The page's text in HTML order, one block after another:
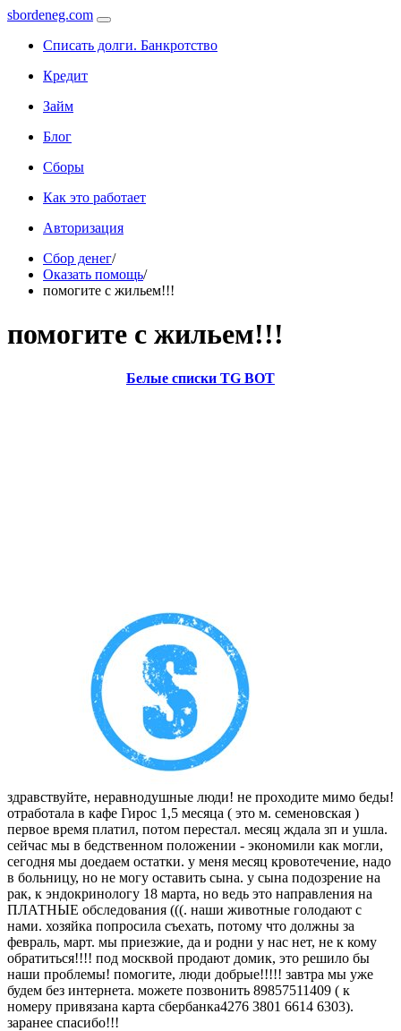
sbordeneg.com
Списать долги. Банкротство
Кредит
Займ
Блог
Сборы
Как это работает
Авторизация
Сбор денег/
Оказать помощь/
помогите с жильем!!!
помогите с жильем!!!
Белые списки TG BOT
здравствуйте, неравнодушные люди! не проходите мимо беды!
отработала в кафе Гирос 1,5 месяца ( это м. семеновская )
первое время платил, потом перестал. месяц ждала зп и ушла.
сейчас мы в бедственном положении - экономили как могли,
сегодня мы доедаем остатки. у меня месяц кровотечение, надо
в больницу, но не могу оставить сына. у сына подозрение на
рак, к эндокринологу 18 марта, но ведь это направления на
ПЛАТНЫЕ обследования (((. наши животные голодают с
нами. хозяйка попросила съехать, потому что должны за
февраль, март. мы приезжие, да и родни у нас нет, не к кому
обратиться!!!! под москвой продают домик, это решило бы
наши проблемы! помогите, люди добрые!!!!! завтра мы уже
будем без интернета. можете позвонить 89857511409 ( к
номеру привязана карта сбербанка4276 3801 6614 6303).
заранее спасибо!!!